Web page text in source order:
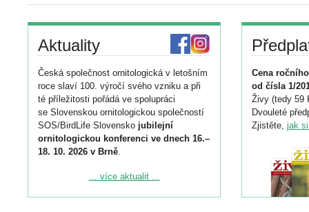
Aktuality
Česká společnost ornitologická v letošním
roce slaví 100. výročí svého vzniku a při
té příležitosti pořádá ve spolupráci
se Slovenskou ornitologickou společností
SOS/BirdLife Slovensko jubilejní
ornitologickou konferenci ve dnech 16.–
18. 10. 2026 v Brně.
Podrobnější informace ke konferenci
... více aktualit ...
Cena
od čísla 1/
Živy (tedy 59
Dvouleté
Zjistěte, jak